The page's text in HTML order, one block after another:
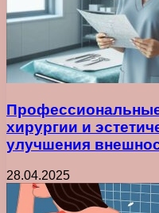
хирургии и
улучшения
28.04.2025